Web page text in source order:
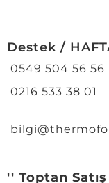
Destek /
0549 504 56 56
0216 533 38 01
'' Toptan Satış